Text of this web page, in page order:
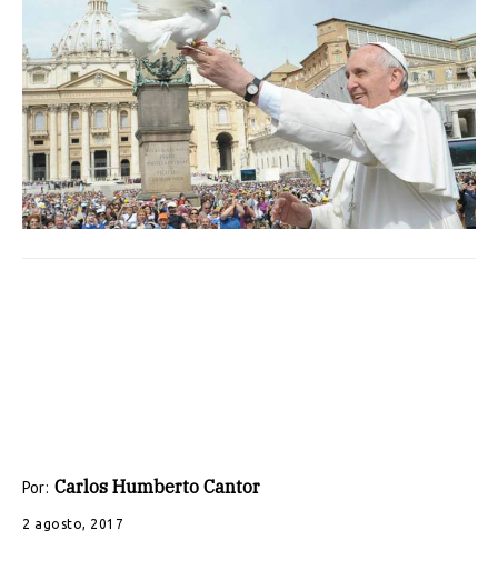
Por: Carlos Humberto Cantor
2 agosto, 2017